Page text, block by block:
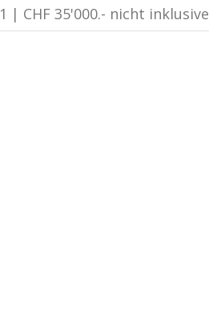
1 | CHF 35'000.- nicht inklusive